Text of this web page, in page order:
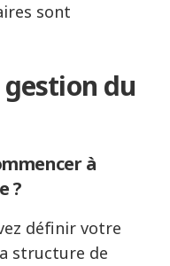
sont
du
à
?
définir votre
structure de